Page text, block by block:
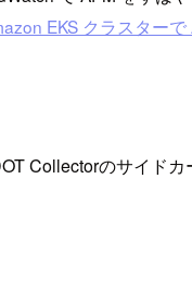
EKS クラスター
Collectorのサイドカ